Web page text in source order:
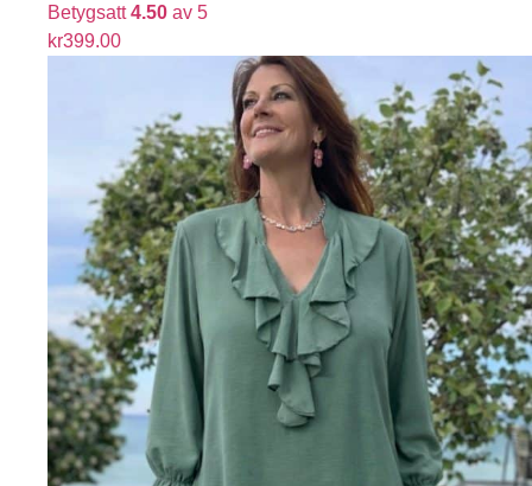
Betygsatt4.50 av 5
kr399.00